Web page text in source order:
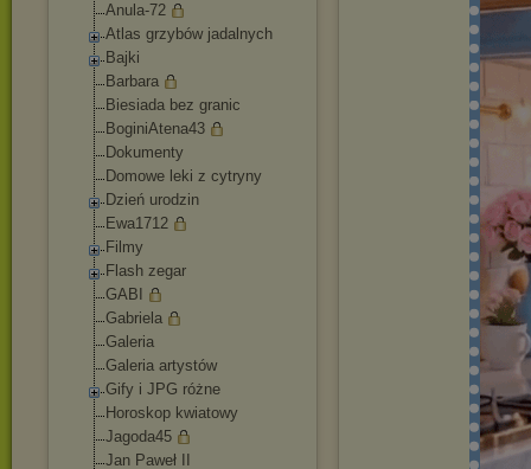
Anula-72
Atlas grzybów jadalnych
Bajki
Barbara
Biesiada bez granic
BoginiAtena43
Dokumenty
Domowe leki z cytryny
Dzień urodzin
Ewa1712
Filmy
Flash zegar
GABI
Gabriela
Galeria
Galeria artystów
Gify i JPG różne
Horoskop kwiatowy
Jagoda45
Jan Paweł II